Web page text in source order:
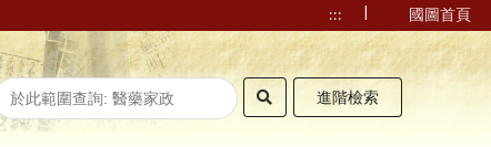
::: | 國圖首頁
進階檢索